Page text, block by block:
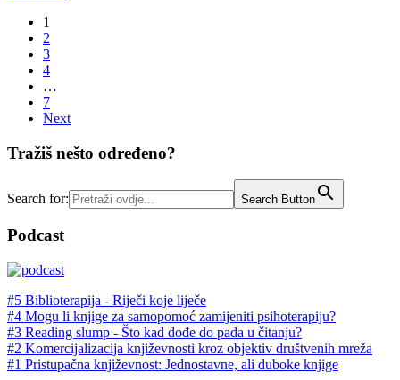
Posts
pagination
1
2
3
4
…
7
Next
Tražiš nešto određeno?
Search for: Search Button
Podcast
#5 Biblioterapija - Riječi koje liječe
#4 Mogu li knjige za samopomoć zamijeniti psihoterapiju?
#3 Reading slump - Što kad dođe do pada u čitanju?
#2 Komercijalizacija književnosti kroz objektiv društvenih mreža
#1 Pristupačna književnost: Jednostavne, ali duboke knjige